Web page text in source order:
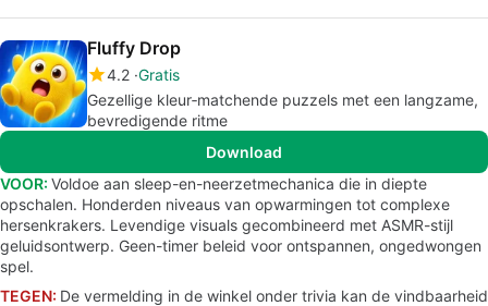
Fluffy Drop
4.2 Gratis
Gezellige kleur‑matchende puzzels met een langzame,
bevredigende ritme
Download
VOOR: Voldoe aan sleep-en-neerzetmechanica die in diepte
opschalen. Honderden niveaus van opwarmingen tot complexe
hersenkrakers. Levendige visuals gecombineerd met ASMR-stijl
geluidsontwerp. Geen-timer beleid voor ontspannen, ongedwongen
spel.
TEGEN: De vermelding in de winkel onder trivia kan de vindbaarheid